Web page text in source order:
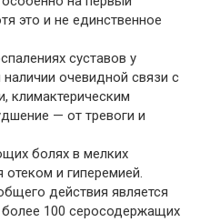
это и не единственное
суставов у
очевидной связи с
климактерическим
— от тревоги и
болях в мелких
и гиперемией.
действия является
100 серосодержащих